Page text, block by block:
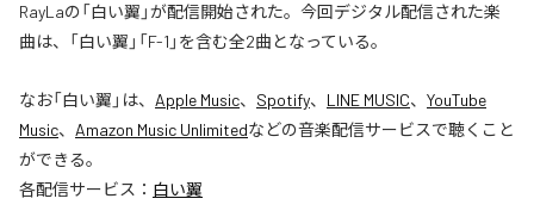
RayLaの「白い翼」が配信開始された。今回デジタル配信された楽
曲は、「白い翼」「F-1」を含む全2曲となっている。
なお「白い翼 」は、 Apple Music、 Spotify、 LINE MUSIC、 YouTube
Music、 Amazon Music Unlimitedなどの音楽配信サービスで聴くこと
ができる。
各配信サービス： 白い翼